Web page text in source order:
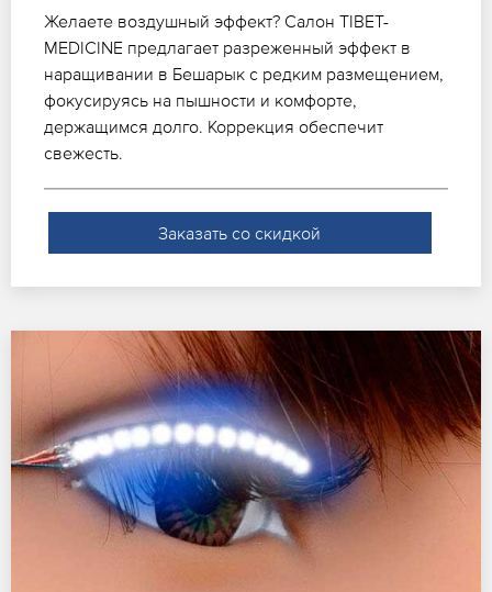
Желаете воздушный эффект? Салон TIBET-
MEDICINE предлагает разреженный эффект в
наращивании в Бешарык с редким размещением,
фокусируясь на пышности и комфорте,
держащимся долго. Коррекция обеспечит
свежесть.
Заказать со скидкой